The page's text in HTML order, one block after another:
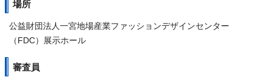
場所
公益財団法人一宮地場産業ファッションデザインセンター
（FDC）展示ホール
審査員